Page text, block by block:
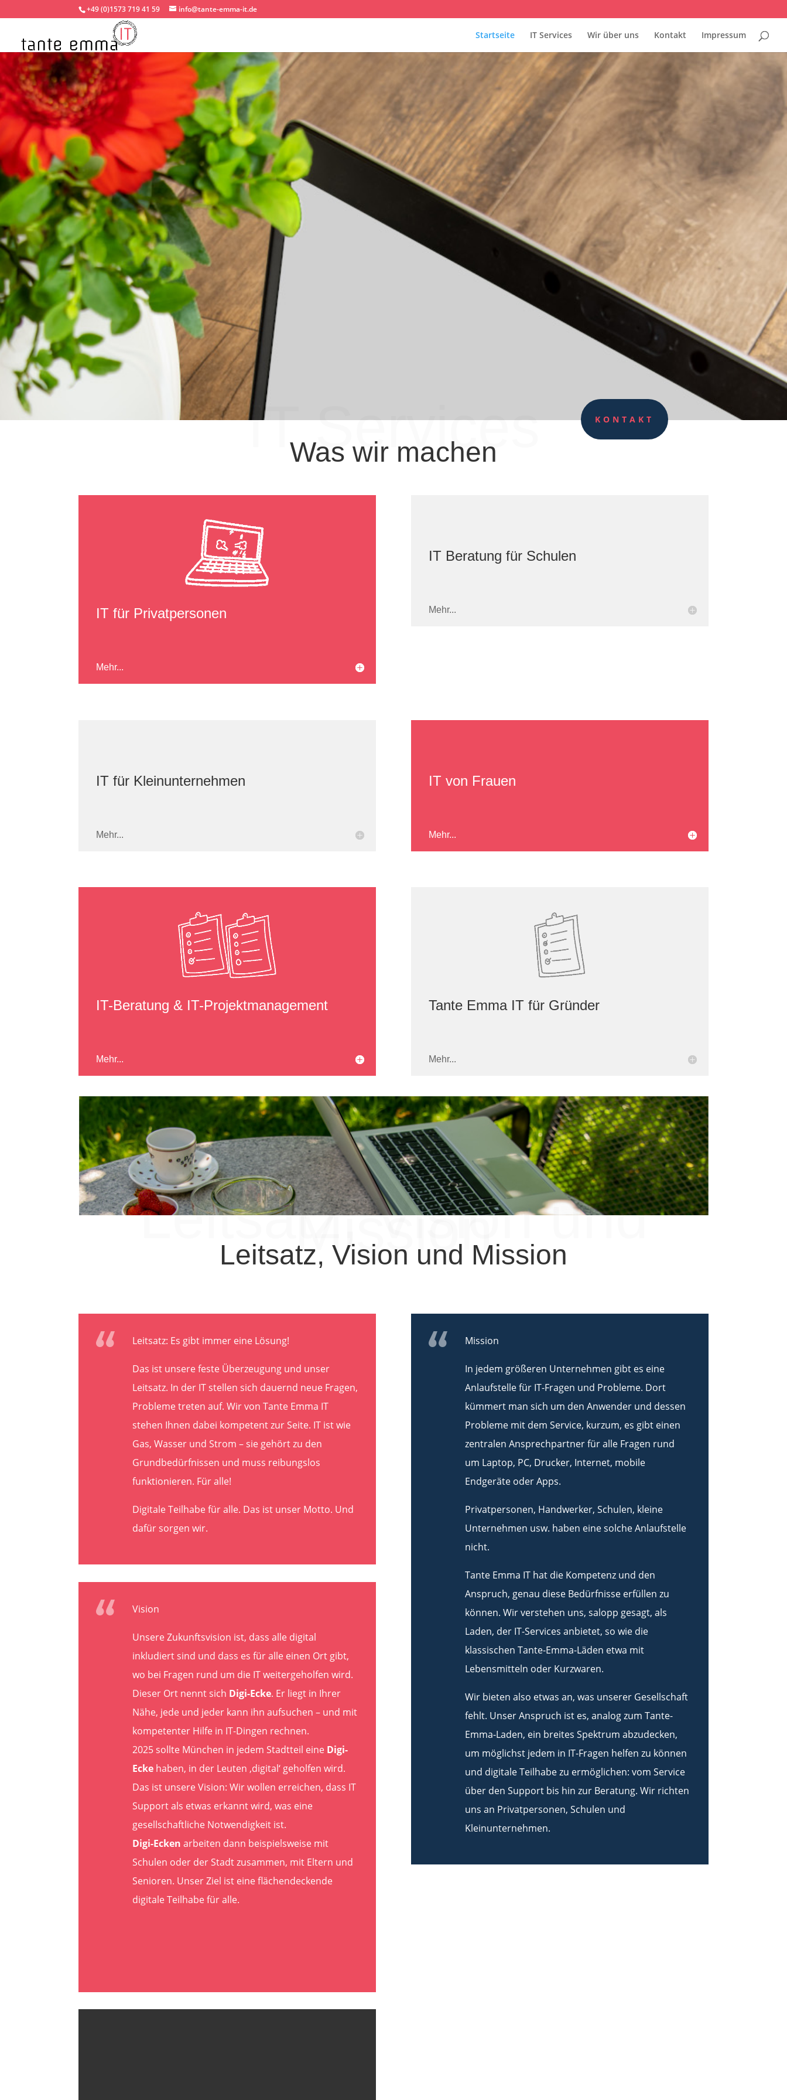
+49 (0)1573 719 41 59 info@tante-emma-it.de
Startseite IT Services Wir über uns Kontakt Impressum
IT von Frauen
Es gibt immer eine Lösung!
KONTAKT
IT Services
Was wir machen
IT für Privatpersonen
Mehr...
IT Beratung für Schulen
Mehr...
IT für Kleinunternehmen
Mehr...
IT von Frauen
Mehr...
IT-Beratung & IT-Projektmanagement
Mehr...
Tante Emma IT für Gründer
Mehr...
Leitsatz, Vision und
Mission
Leitsatz, Vision und Mission
Leitsatz: Es gibt immer eine Lösung!
Das ist unsere feste Überzeugung und unser
Leitsatz. In der IT stellen sich dauernd neue Fragen,
Probleme treten auf. Wir von Tante Emma IT
stehen Ihnen dabei kompetent zur Seite. IT ist wie
Gas, Wasser und Strom – sie gehört zu den
Grundbedürfnissen und muss reibungslos
funktionieren. Für alle!
Digitale Teilhabe für alle. Das ist unser Motto. Und
dafür sorgen wir.
Vision
Unsere Zukunftsvision ist, dass alle digital
inkludiert sind und dass es für alle einen Ort gibt,
wo bei Fragen rund um die IT weitergeholfen wird.
Dieser Ort nennt sich Digi-Ecke. Er liegt in Ihrer
Nähe, jede und jeder kann ihn aufsuchen – und mit
kompetenter Hilfe in IT-Dingen rechnen.
2025 sollte München in jedem Stadtteil eine Digi-
Ecke haben, in der Leuten ‚digital‘ geholfen wird.
Das ist unsere Vision: Wir wollen erreichen, dass IT
Support als etwas erkannt wird, was eine
gesellschaftliche Notwendigkeit ist.
Digi-Ecken arbeiten dann beispielsweise mit
Schulen oder der Stadt zusammen, mit Eltern und
Senioren. Unser Ziel ist eine flächendeckende
digitale Teilhabe für alle.
Mission
In jedem größeren Unternehmen gibt es eine
Anlaufstelle für IT-Fragen und Probleme. Dort
kümmert man sich um den Anwender und dessen
Probleme mit dem Service, kurzum, es gibt einen
zentralen Ansprechpartner für alle Fragen rund
um Laptop, PC, Drucker, Internet, mobile
Endgeräte oder Apps.
Privatpersonen, Handwerker, Schulen, kleine
Unternehmen usw. haben eine solche Anlaufstelle
nicht.
Tante Emma IT hat die Kompetenz und den
Anspruch, genau diese Bedürfnisse erfüllen zu
können. Wir verstehen uns, salopp gesagt, als
Laden, der IT-Services anbietet, so wie die
klassischen Tante-Emma-Läden etwa mit
Lebensmitteln oder Kurzwaren.
Wir bieten also etwas an, was unserer Gesellschaft
fehlt. Unser Anspruch ist es, analog zum Tante-
Emma-Laden, ein breites Spektrum abzudecken,
um möglichst jedem in IT-Fragen helfen zu können
und digitale Teilhabe zu ermöglichen: vom Service
über den Support bis hin zur Beratung. Wir richten
uns an Privatpersonen, Schulen und
Kleinunternehmen.